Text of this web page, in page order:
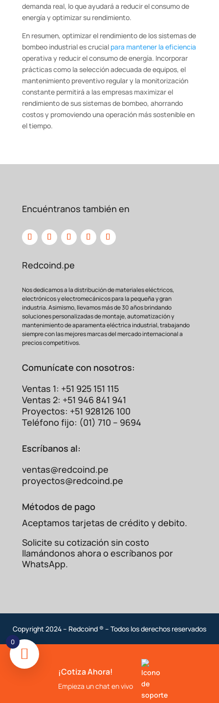
demanda real, lo que ayudará a reducir el consumo de
energía y optimizar su rendimiento.
En resumen, optimizar el rendimiento de los sistemas de
bombeo industrial es crucial para mantener la eficiencia
operativa y reducir el consumo de energía. Incorporar
prácticas como la selección adecuada de equipos, el
mantenimiento preventivo regular y la monitorización
constante permitirá a las empresas maximizar el
rendimiento de sus sistemas de bombeo, ahorrando
costos y promoviendo una operación más sostenible en
el tiempo.
Encuéntranos también en
Redcoind.pe
Nos dedicamos a la distribución de materiales eléctricos,
electrónicos y electromecánicos para la pequeña y gran
industria. Asimismo, llevamos más de 30 años brindando
soluciones personalizadas de montaje, automatización y
mantenimiento de aparamenta eléctrica industrial, trabajando
siempre con las mejores marcas del mercado internacional a
precios competitivos.
Comunícate con nosotros:
Ventas 1: +51 925 151 115
Ventas 2: +51 946 841 941
Proyectos: +51 928126 100
Teléfono fijo: (01) 710 – 9694
Escríbanos al:
ventas@redcoind.pe
proyectos@redcoind.pe
Métodos de pago
Aceptamos tarjetas de crédito y debito.
Solicite su cotización sin costo
llamándonos ahora o escríbanos por
WhatsApp.
Copyright 2024 – Redcoind ® – Todos los derechos reservados
¡Cotiza Ahora!
Empieza un chat en vivo
0